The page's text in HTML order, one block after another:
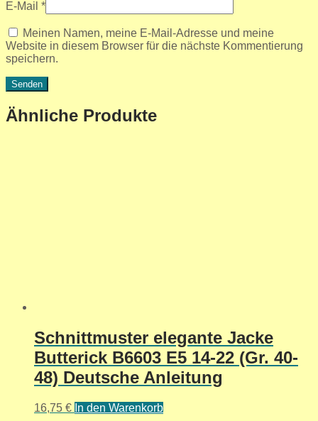
E-Mail *
Meinen Namen, meine E-Mail-Adresse und meine
Website in diesem Browser für die nächste Kommentierung
speichern.
Ähnliche Produkte
Schnittmuster elegante Jacke
Butterick B6603 E5 14-22 (Gr. 40-
48) Deutsche Anleitung
16,75 € In den Warenkorb